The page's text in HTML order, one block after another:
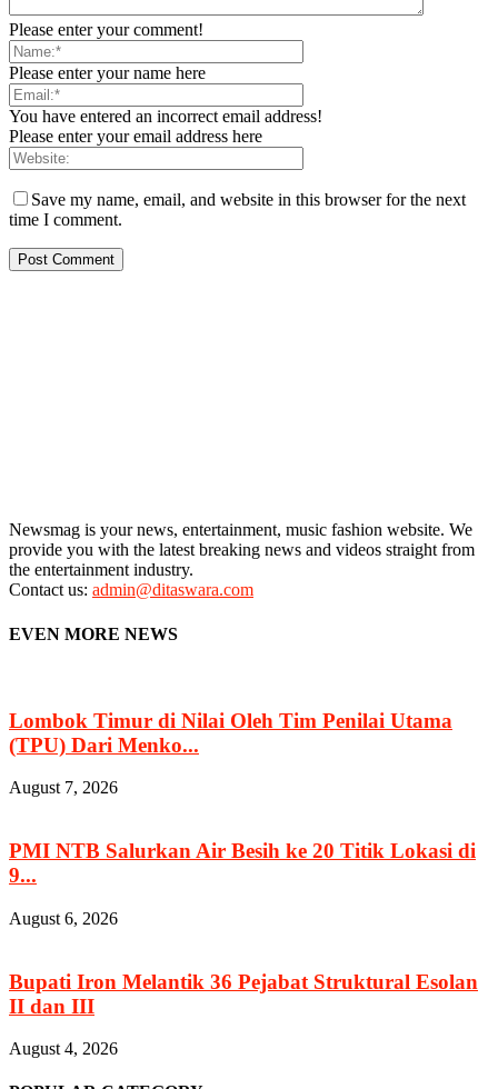
Please enter your comment!
Please enter your name here
You have entered an incorrect email address!
Please enter your email address here
Save my name, email, and website in this browser for the next
time I comment.
Newsmag is your news, entertainment, music fashion website. We
provide you with the latest breaking news and videos straight from
the entertainment industry.
Contact us: admin@ditaswara.com
EVEN MORE NEWS
Lombok Timur di Nilai Oleh Tim Penilai Utama
(TPU) Dari Menko...
August 7, 2026
PMI NTB Salurkan Air Besih ke 20 Titik Lokasi di
9...
August 6, 2026
Bupati Iron Melantik 36 Pejabat Struktural Esolan
II dan III
August 4, 2026